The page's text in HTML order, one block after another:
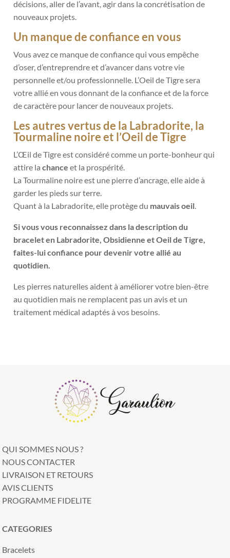
décisions, aller de l’avant, agir dans la concrétisation de
nouveaux projets.
Un manque de confiance en vous
Vous avez ce manque de confiance qui vous empêche
d’oser, d’entreprendre et d’avancer dans votre vie
personnelle et/ou professionnelle. L’Oeil de Tigre sera
votre allié en vous donnant de la confiance et de la force
de caractère pour lancer de nouveaux projets.
Les autres vertus de la Labradorite, la
Tourmaline noire et l’Oeil de Tigre
L’Œil de Tigre est considéré comme un porte-bonheur qui
attire lachance et la prospérité.
La Tourmaline noire est une pierre d’ancrage, elle aide à
garder les pieds sur terre.
Quant à la Labradorite, elle protège du mauvais oeil.
Si vous vous reconnaissez dans la description du
bracelet en Labradorite, Obsidienne et Oeil de Tigre,
faites-lui confiance pour devenir votre allié au
quotidien.
Les pierres naturelles aident à améliorer votre bien-être
au quotidien mais ne remplacent pas un avis et un
traitement médical adaptés à vos besoins.
QUI SOMMES NOUS ?
NOUS CONTACTER
LIVRAISON ET RETOURS
AVIS CLIENTS
PROGRAMME FIDELITE
CATEGORIES
Bracelets